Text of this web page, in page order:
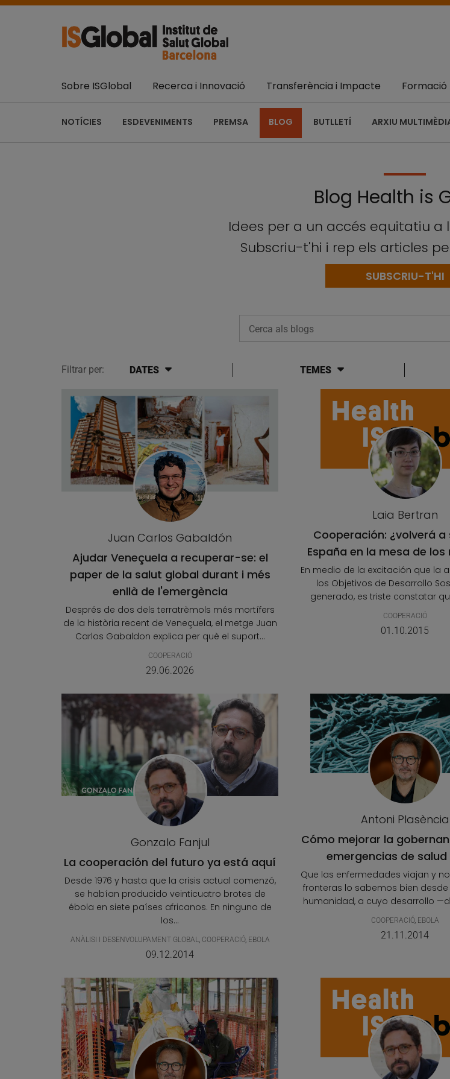
Sobre ISGlobal Recerca i Innovació Transferència i Impacte Formació
NOTÍCIES ESDEVENIMENTS PREMSA BLOG BUTLLETÍ ARXIU
Blog Health is
Idees per a un accés equitatiu a
Subscriu-t'hi i rep els articles
SUBSCRIU-T'HI
Cerca als blogs
Filtrar per: DATES TEMES
Llistat d'articles del blog
Juan Carlos Gabaldón
Ajudar Veneçuela a recuperar-se: el
paper de la salut global durant i més
enllà de l'emergència
Després de dos dels terratrèmols més mortífers
de la història recent de Veneçuela, el metge Juan
Carlos Gabaldon explica per què el suport...
COOPERACIÓ
29.06.2026
Laia Bertran
Cooperación: ¿volverá a
España en la mesa de los
En medio de la excitación que la
los Objetivos de Desarrollo
generado, es triste constatar
COOPERACIÓ
01.10.2015
Gonzalo Fanjul
La cooperación del futuro ya está aquí
Desde 1976 y hasta que la crisis actual comenzó,
se habían producido veinticuatro brotes de
ébola en siete países africanos. En ninguno de
los...
ANÀLISI I DESENVOLUPAMENT GLOBAL COOPERACIÓ, EBOLA
09.12.2014
Antoni Plasència
Cómo mejorar la
emergencias de
Que las enfermedades viajan y
fronteras lo sabemos bien desde
humanidad, a cuyo desarrollo
COOPERACIÓ, EBOLA
21.11.2014